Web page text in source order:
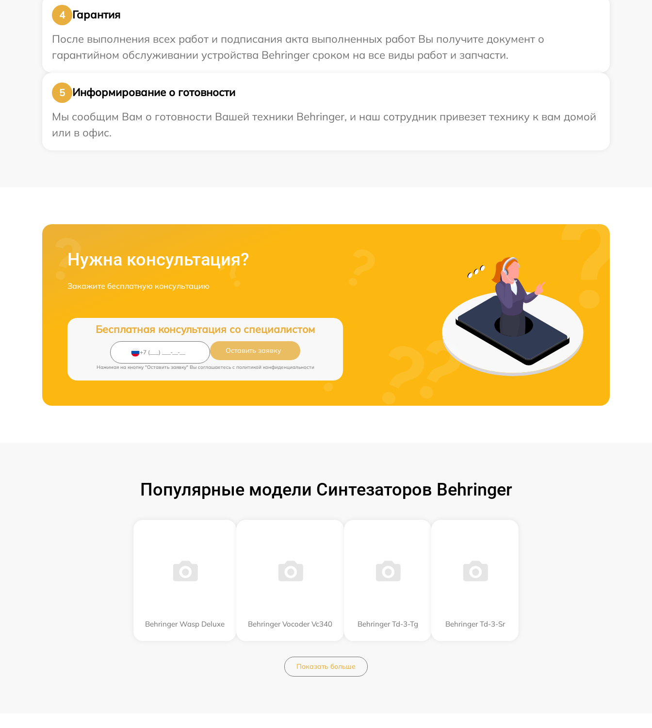
4
Гарантия
После выполнения всех работ и подписания акта выполненных работ Вы получите документ о
гарантийном обслуживании устройства Behringer сроком на все виды работ и запчасти.
5
Информирование о готовности
Мы сообщим Вам о готовности Вашей техники Behringer, и наш сотрудник привезет технику к вам домой
или в офис.
Нужна консультация?
Закажите бесплатную консультацию
Бесплатная консультация со специалистом
Оставить заявку
Нажимая на кнопку "Оставить заявку" Вы соглашаетесь c политикой конфиденциальности
Популярные модели Синтезаторов Behringer
Behringer Wasp Deluxe Behringer Vocoder Vc340 Behringer Td-3-Tg Behringer Td-3-Sr
Показать больше